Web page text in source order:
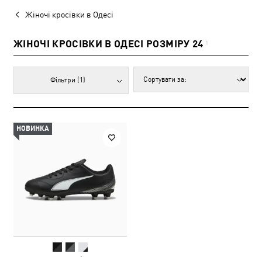
Жіночі кросівки в Одесі
ЖІНОЧІ КРОСІВКИ В ОДЕСІ РОЗМІРУ 24 1
Фільтри (1)
НОВИНКА